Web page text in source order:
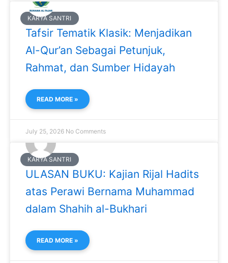
KARYA SANTRI
Tafsir Tematik Klasik: Menjadikan
Al-Qur’an Sebagai Petunjuk,
Rahmat, dan Sumber Hidayah
READ MORE »
July 25, 2026 No Comments
KARYA SANTRI
ULASAN BUKU: Kajian Rijal Hadits
atas Perawi Bernama Muhammad
dalam Shahih al-Bukhari
READ MORE »